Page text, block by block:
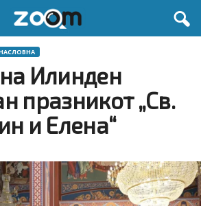
Илинден
празникот „Св.
и Елена“